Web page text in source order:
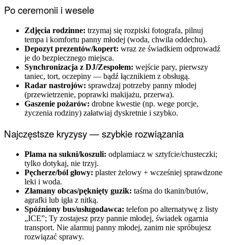
Po ceremonii i wesele
Zdjęcia rodzinne: trzymaj się rozpiski fotografa, pilnuj
tempa i komfortu panny młodej (woda, chwila oddechu).
Depozyt prezentów/kopert: wraz ze świadkiem odprowadź
je do bezpiecznego miejsca.
Synchronizacja z DJ/Zespołem: wejście pary, pierwszy
taniec, tort, oczepiny — bądź łącznikiem z obsługą.
Radar nastrojów: sprawdzaj potrzeby panny młodej
(przewietrzenie, poprawki makijażu, przerwa).
Gaszenie pożarów: drobne kwestie (np. wege porcje,
życzenia rodziny) załatwiaj dyskretnie i szybko.
Najczęstsze kryzysy — szybkie rozwiązania
Plama na sukni/koszuli: odplamiacz w sztyfcie/chusteczki;
tylko dotykaj, nie trzyj.
Pęcherze/ból głowy: plaster żelowy + wcześniej sprawdzone
leki i woda.
Złamany obcas/pęknięty guzik: taśma do tkanin/butów,
agrafki lub igła z nitką.
Spóźniony bus/usługodawca: telefon po alternatywę z listy
„ICE”; Ty zostajesz przy pannie młodej, świadek ogarnia
transport. Nie alarmuj panny młodej, zanim nie spróbujesz
rozwiązać sprawy.